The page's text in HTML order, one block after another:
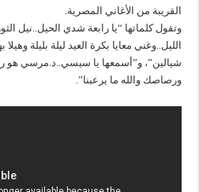
القريبة من الأغاني المصرية.
وتقول كلماتها “يا رابعة شدي الحيل..نيل
الليل..وغني معايا بكرة العيد ليلة بليلة
شيالين”، و”أسمعها يا سيسي..د.مرسي هو
ورصاصك والله ما يرعبنا”.